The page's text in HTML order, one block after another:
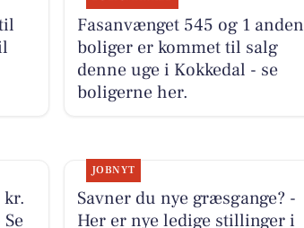
Fasanvænget 545 og 1 anden
boliger er kommet til salg
denne uge i Kokkedal - se
boligerne her.
JOBNYT
Savner du nye græsgange? -
Her er nye ledige stillinger i